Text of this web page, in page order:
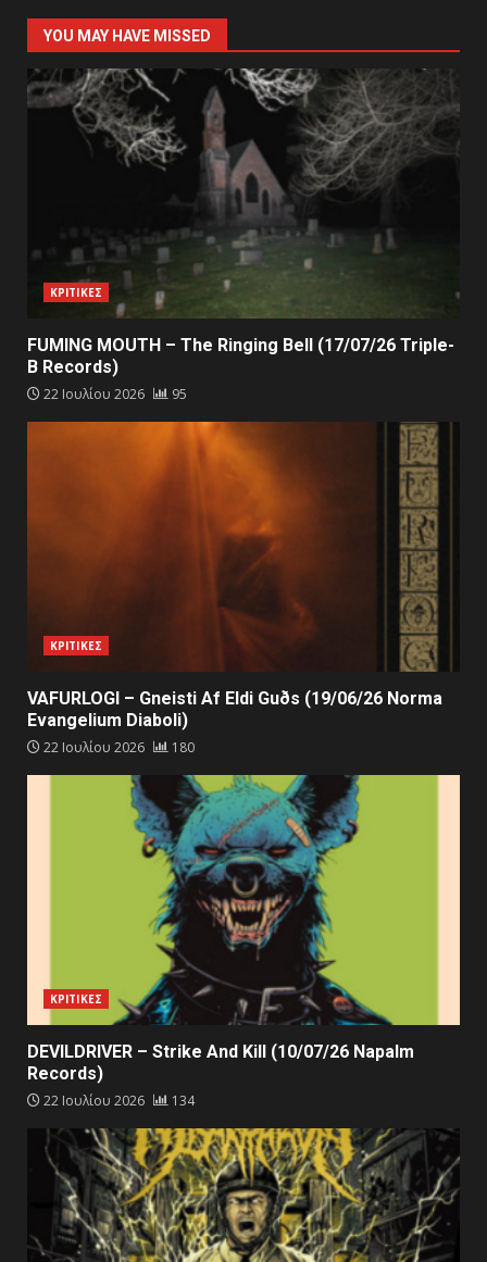
YOU MAY HAVE MISSED
ΚΡΙΤΙΚΕΣ
FUMING MOUTH – The Ringing Bell (17/07/26 Triple-
B Records)
22 Ιουλίου 2026 95
ΚΡΙΤΙΚΕΣ
VAFURLOGI – Gneisti Af Eldi Guðs (19/06/26 Norma
Evangelium Diaboli)
22 Ιουλίου 2026 180
ΚΡΙΤΙΚΕΣ
DEVILDRIVER – Strike And Kill (10/07/26 Napalm
Records)
22 Ιουλίου 2026 134